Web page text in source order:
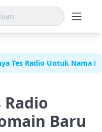
Tes Radio Untuk Nama
Baru